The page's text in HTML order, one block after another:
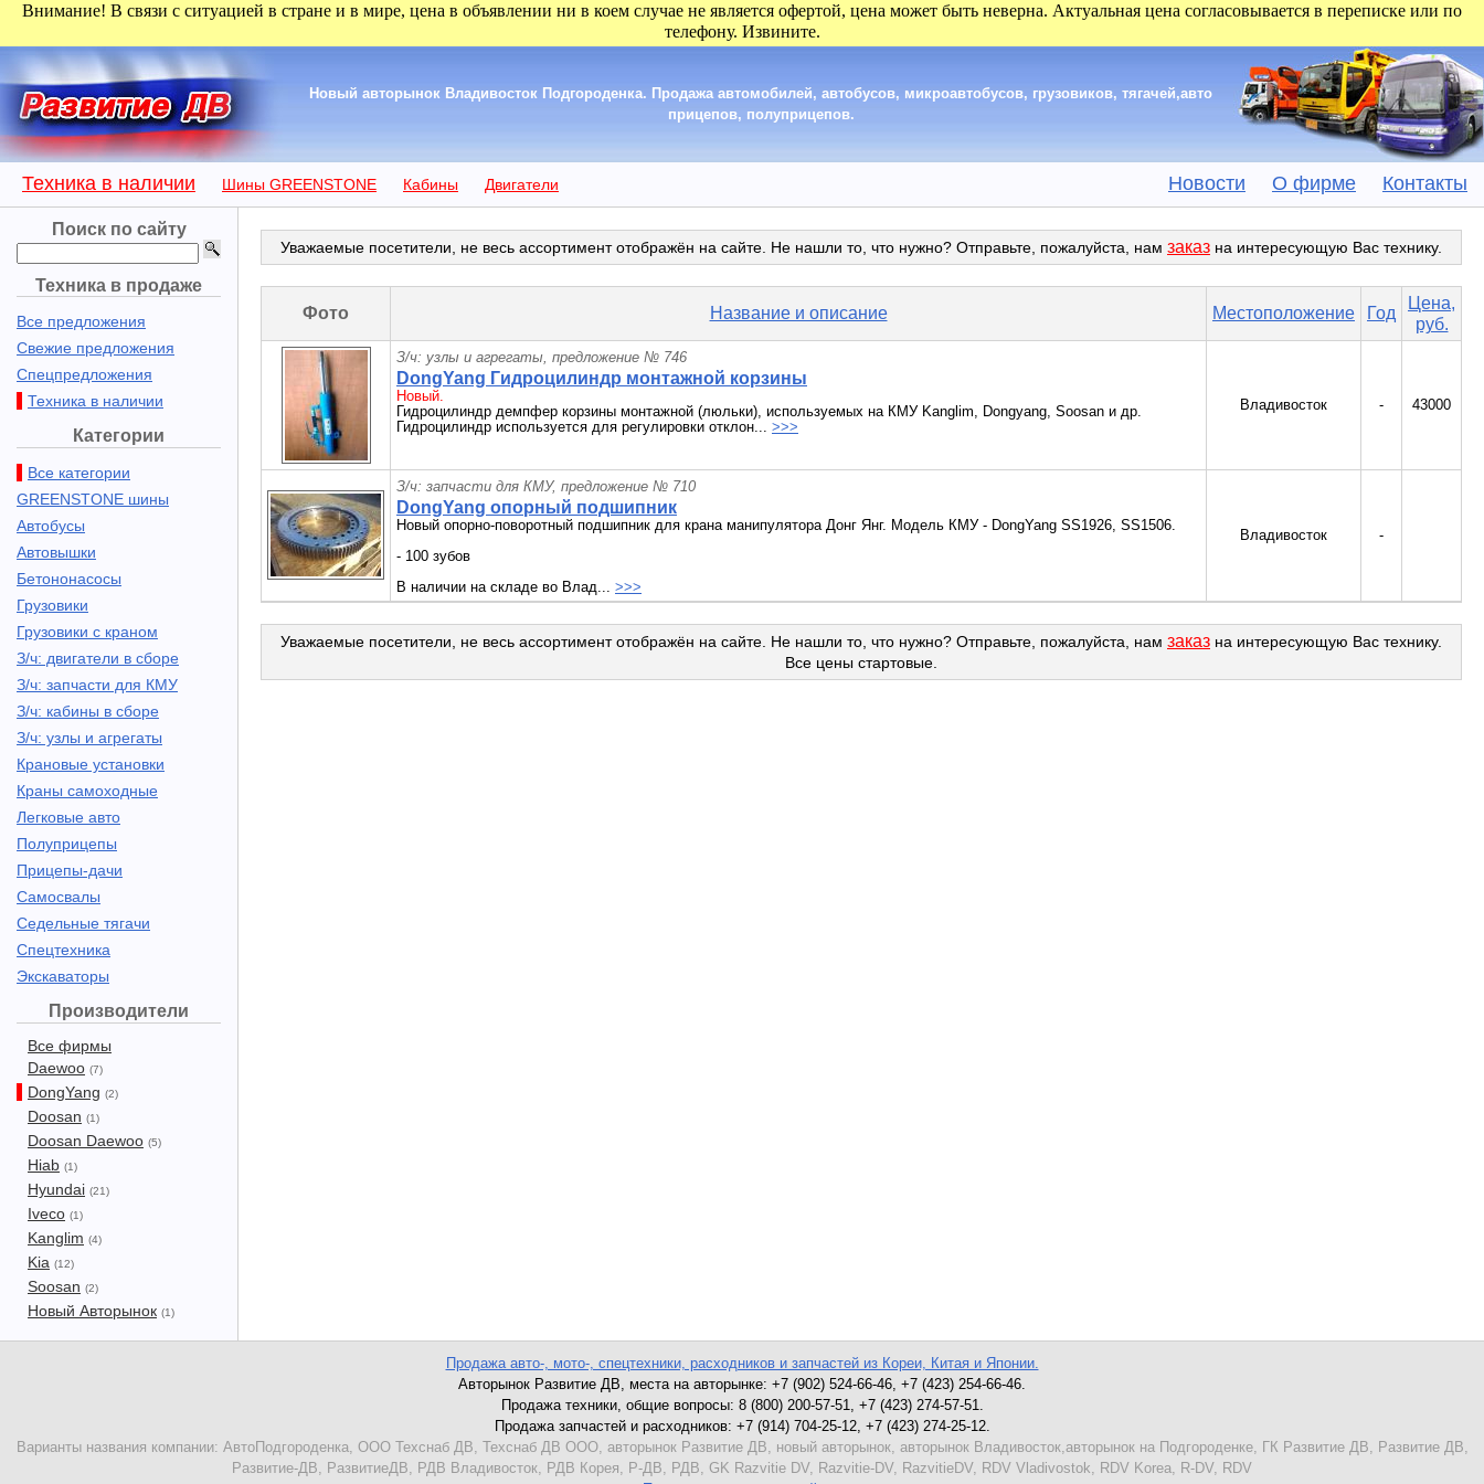
Внимание! В связи с ситуацией в стране и в мире, цена в объявлении ни в коем случае не является офертой, цена может быть неверна. Актуальная цена согласовывается в переписке или по
телефону. Извините.
Новый авторынок Владивосток Подгороденка. Продажа автомобилей, автобусов, микроавтобусов, грузовиков, тягачей,авто
прицепов, полуприцепов.
Техника в наличии Шины GREENSTONE Кабины Двигатели Новости О фирме Контакты
Поиск по сайту
Техника в продаже
Все предложения
Свежие предложения
Спецпредложения
Техника в наличии
Категории
Все категории
GREENSTONE шины
Автобусы
Автовышки
Бетононасосы
Грузовики
Грузовики с краном
З/ч: двигатели в сборе
З/ч: запчасти для КМУ
З/ч: кабины в сборе
З/ч: узлы и агрегаты
Крановые установки
Краны самоходные
Легковые авто
Полуприцепы
Прицепы-дачи
Самосвалы
Седельные тягачи
Спецтехника
Экскаваторы
Производители
Все фирмы
Daewoo (7)
DongYang (2)
Doosan (1)
Doosan Daewoo (5)
Hiab (1)
Hyundai (21)
Iveco (1)
Kanglim (4)
Kia (12)
Soosan (2)
Новый Авторынок (1)
Уважаемые посетители, не весь ассортимент отображён на сайте. Не нашли то, что нужно? Отправьте, пожалуйста, нам заказ на интересующую Вас технику.
Фото Название и описание Местоположение Год
Цена,
руб.
З/ч: узлы и агрегаты, предложение № 746
DongYang Гидроцилиндр монтажной корзины
Новый.
Гидроцилиндр демпфер корзины монтажной (люльки), используемых на КМУ Kanglim, Dongyang, Soosan и др.
Гидроцилиндр используется для регулировки отклон... >>>
Владивосток - 43000
З/ч: запчасти для КМУ, предложение № 710
DongYang опорный подшипник
Новый опорно-поворотный подшипник для крана манипулятора Донг Янг. Модель КМУ - DongYang SS1926, SS1506.
- 100 зубов
В наличии на складе во Влад... >>>
Владивосток -
Уважаемые посетители, не весь ассортимент отображён на сайте. Не нашли то, что нужно? Отправьте, пожалуйста, нам заказ на интересующую Вас технику.
Все цены стартовые.
Продажа авто-, мото-, спецтехники, расходников и запчастей из Кореи, Китая и Японии.
Авторынок Развитие ДВ, места на авторынке: +7 (902) 524-66-46, +7 (423) 254-66-46.
Продажа техники, общие вопросы: 8 (800) 200-57-51, +7 (423) 274-57-51.
Продажа запчастей и расходников: +7 (914) 704-25-12, +7 (423) 274-25-12.
Варианты названия компании: АвтоПодгороденка, ООО Техснаб ДВ, Техснаб ДВ ООО, авторынок Развитие ДВ, новый авторынок, авторынок Владивосток,авторынок на Подгороденке, ГК Развитие ДВ, Развитие ДВ,
Развитие-ДВ, РазвитиеДВ, РДВ Владивосток, РДВ Корея, Р-ДВ, РДВ, GK Razvitie DV, Razvitie-DV, RazvitieDV, RDV Vladivostok, RDV Korea, R-DV, RDV